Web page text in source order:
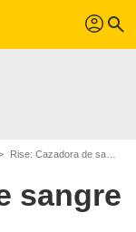
profil search
Rise: Cazadora de sangre
sangre